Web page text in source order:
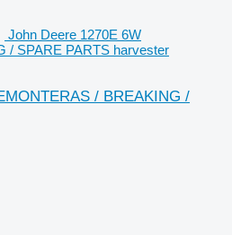
John Deere 1270E 6W
/ SPARE PARTS harvester
/ BREAKING /